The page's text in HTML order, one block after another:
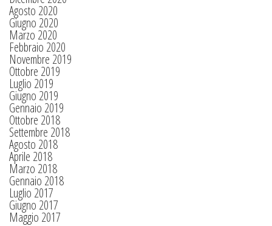
Agosto 2020
Giugno 2020
Marzo 2020
Febbraio 2020
Novembre 2019
Ottobre 2019
Luglio 2019
Giugno 2019
Gennaio 2019
Ottobre 2018
Settembre 2018
Agosto 2018
Aprile 2018
Marzo 2018
Gennaio 2018
Luglio 2017
Giugno 2017
Maggio 2017